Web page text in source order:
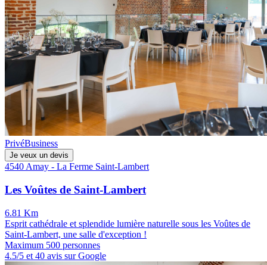
PrivéBusiness
Je veux un devis
4540 Amay - La Ferme Saint-Lambert
Les Voûtes de Saint-Lambert
6.81 Km
Esprit cathédrale et splendide lumière naturelle sous les Voûtes de
Saint-Lambert, une salle d'exception !
Maximum 500 personnes
4.5/5 et 40 avis sur Google